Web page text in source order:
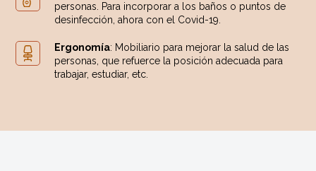
personas. Para incorporar a los baños o puntos de
desinfección, ahora con el Covid-19.
Ergonomía: Mobiliario para mejorar la salud de las
personas, que refuerce la posición adecuada para
trabajar, estudiar, etc.